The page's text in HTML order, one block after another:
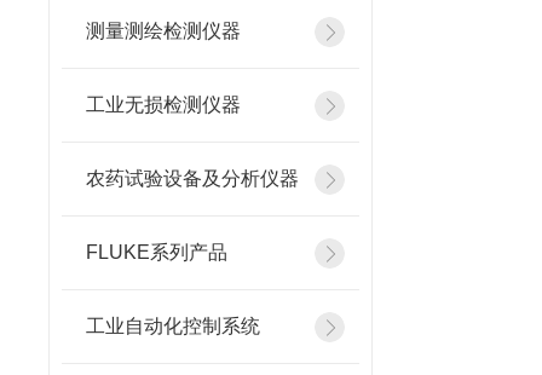
测量测绘检测仪器
工业无损检测仪器
农药试验设备及分析仪器
FLUKE系列产品
工业自动化控制系统